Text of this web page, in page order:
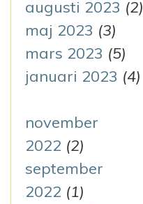
augusti 2023 (2)
maj 2023 (3)
mars 2023 (5)
januari 2023 (4)
november
2022 (2)
september
2022 (1)